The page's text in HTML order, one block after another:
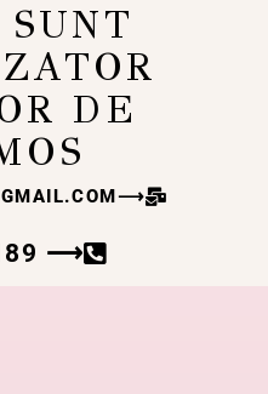
DE
⟶
⟶